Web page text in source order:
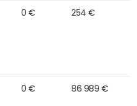
0 € 254 €
0 € 86 989 €